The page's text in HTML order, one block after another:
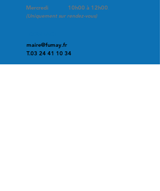
Mercredi 10h00 à 12h00,
​(Uniquementsur rendez-vous)
maire@fumay.fr
T.03 24 41 10 34